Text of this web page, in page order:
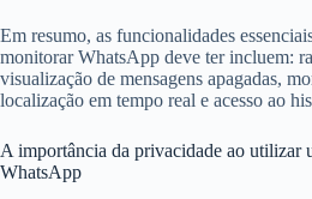
Em resumo, as funcionalidades
monitorar WhatsApp deve ter incluem:
visualização de mensagens apagadas,
localização em tempo real e acesso ao
A importância da privacidade ao utilizar
WhatsApp